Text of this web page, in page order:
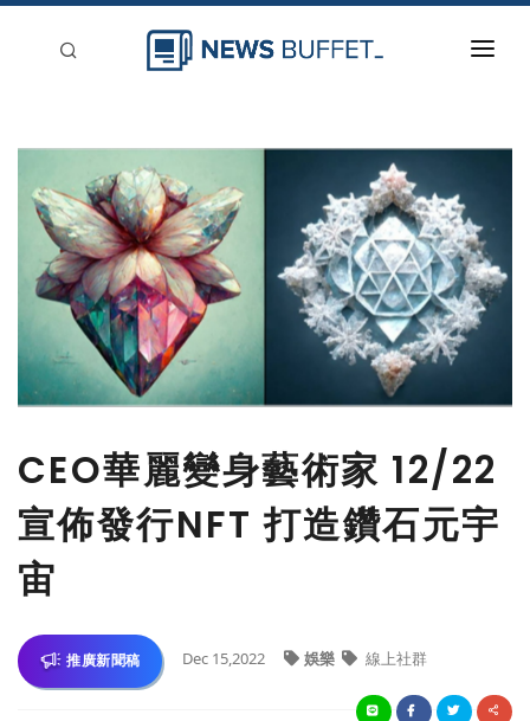
登入
刊登
CEO華麗變身藝術家 12/22
宣佈發行NFT 打造鑽石元宇
宙
推廣新聞稿 Dec 15,2022 娛樂 線上社群